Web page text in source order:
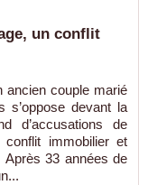
un conflit
ancien couple marié
s’oppose devant la
d’accusations de
conflit immobilier et
33 années de